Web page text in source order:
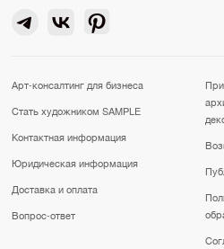
Арт-консалтинг для бизнеса
Стать художником SAMPLE
Контактная информация
Юридическая информация
Доставка и оплата
Вопрос-ответ